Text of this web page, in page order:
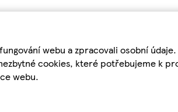
webu a zpracovali osobní
cookies, které potřebujeme k
webu.